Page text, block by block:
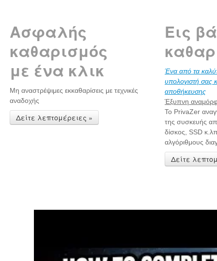
Ασφαλής
καθαρισμός
με ένα κλικ
Μη αναστρέψιμες εκκαθαρίσεις με τεχνικές
αναδοχής
Δείτε λεπτομέρειες »
Εις
Ένα από τα
υπολογιστή σας
αποθήκευσης
Έξυπνη
Το PrivaZer
της συσκευής
δίσκος, SSD
αλγόριθμους
Δείτε